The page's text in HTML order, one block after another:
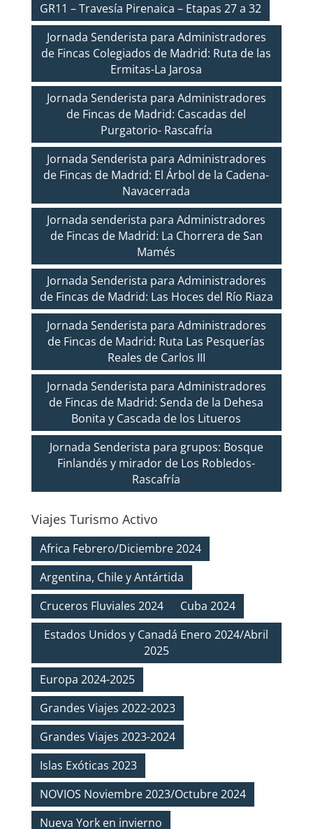
GR11 – Travesía Pirenaica – Etapas 27 a 32
Jornada Senderista para Administradores
de Fincas Colegiados de Madrid: Ruta de las
Ermitas-La Jarosa
Jornada Senderista para Administradores
de Fincas de Madrid: Cascadas del
Purgatorio- Rascafría
Jornada Senderista para Administradores
de Fincas de Madrid: El Árbol de la Cadena-
Navacerrada
Jornada senderista para Administradores
de Fincas de Madrid: La Chorrera de San
Mamés
Jornada Senderista para Administradores
de Fincas de Madrid: Las Hoces del Río Riaza
Jornada Senderista para Administradores
de Fincas de Madrid: Ruta Las Pesquerías
Reales de Carlos III
Jornada Senderista para Administradores
de Fincas de Madrid: Senda de la Dehesa
Bonita y Cascada de los Litueros
Jornada Senderista para grupos: Bosque
Finlandés y mirador de Los Robledos-
Rascafría
Viajes Turismo Activo
Africa Febrero/Diciembre 2024
Argentina, Chile y Antártida
Cruceros Fluviales 2024
Cuba 2024
Estados Unidos y Canadá Enero 2024/Abril
2025
Europa 2024-2025
Grandes Viajes 2022-2023
Grandes Viajes 2023-2024
Islas Exóticas 2023
NOVIOS Noviembre 2023/Octubre 2024
Nueva York en invierno